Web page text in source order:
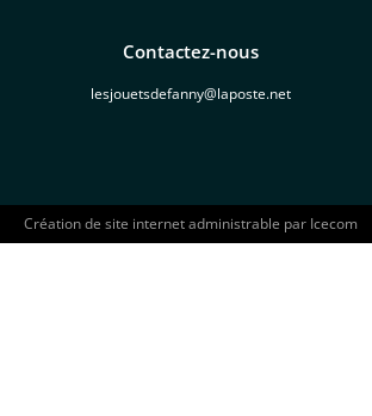
Contactez-nous
lesjouetsdefanny@laposte.net
Création de site internet administrable par Icecom